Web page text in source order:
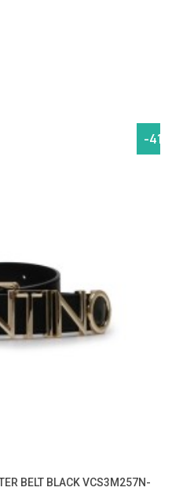
BELT BLACK VCS3M257N-
-